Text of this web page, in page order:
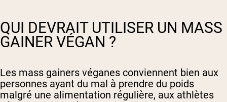
QUI DEVRAIT UTILISER UN MASS
GAINER VÉGAN ?
Les mass gainers véganes conviennent bien aux
personnes ayant du mal à prendre du poids
malgré une alimentation régulière, aux athlètes